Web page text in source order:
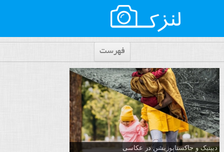
فهرست
دیپتیک و جاکستا‌پوزیشن در عکاسی